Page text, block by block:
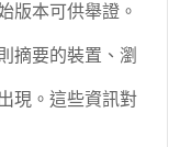
版本可供舉證。
摘要的裝置、瀏
現。這些資訊對